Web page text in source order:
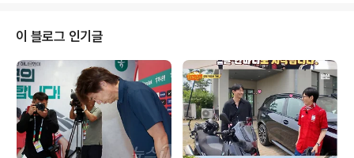
후, A씨는 홀로 차량에서 빠져나와 지인에게 도움을 요청
하며 도주한 것으로 나타났습니다. 이 사건은 단순한 사고
가 아닌, 가족의 비극으로 이어진 심리적 압박의 결과일까
요? 사건의 진실을 파악하기 위해 경찰은 A씨의 심리상태
와 사고의 원인을 면밀히 조사하고 있습니다. 가족을 잃은
슬픔과 고통가족을 잃은 슬픔..
이 블로그 인기글